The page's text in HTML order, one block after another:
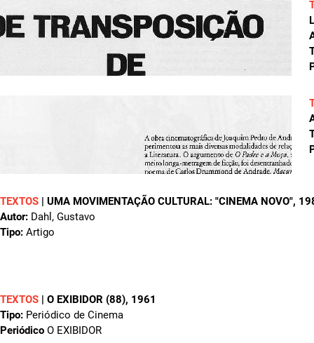
TEXTOS | UMA MOVIMENTAÇÃO CULTURAL: "CINEMA NOVO",
Autor: Dahl, Gustavo
Tipo: Artigo
TEXTOS | O EXIBIDOR (88), 1961
Tipo: Periódico de Cinema
Periódico O EXIBIDOR